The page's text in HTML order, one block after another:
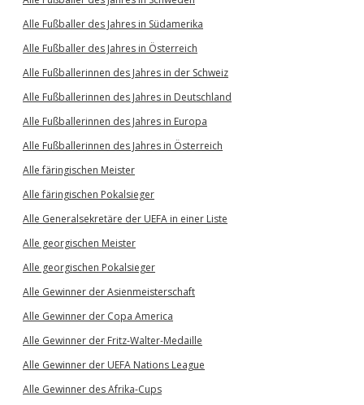
Alle Fußballer des Jahres in Südamerika
Alle Fußballer des Jahres in Österreich
Alle Fußballerinnen des Jahres in der Schweiz
Alle Fußballerinnen des Jahres in Deutschland
Alle Fußballerinnen des Jahres in Europa
Alle Fußballerinnen des Jahres in Österreich
Alle färingischen Meister
Alle färingischen Pokalsieger
Alle Generalsekretäre der UEFA in einer Liste
Alle georgischen Meister
Alle georgischen Pokalsieger
Alle Gewinner der Asienmeisterschaft
Alle Gewinner der Copa America
Alle Gewinner der Fritz-Walter-Medaille
Alle Gewinner der UEFA Nations League
Alle Gewinner des Afrika-Cups